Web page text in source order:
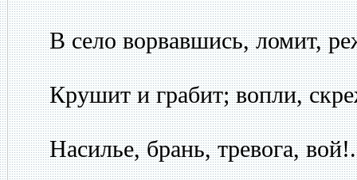
В село ворвавшись, ломит,
Крушит и грабит; вопли,
Насилье, брань, тревога,